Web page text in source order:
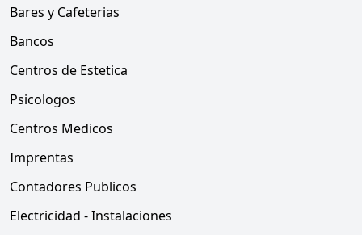
Bares y Cafeterias
Bancos
Centros de Estetica
Psicologos
Centros Medicos
Imprentas
Contadores Publicos
Electricidad - Instalaciones